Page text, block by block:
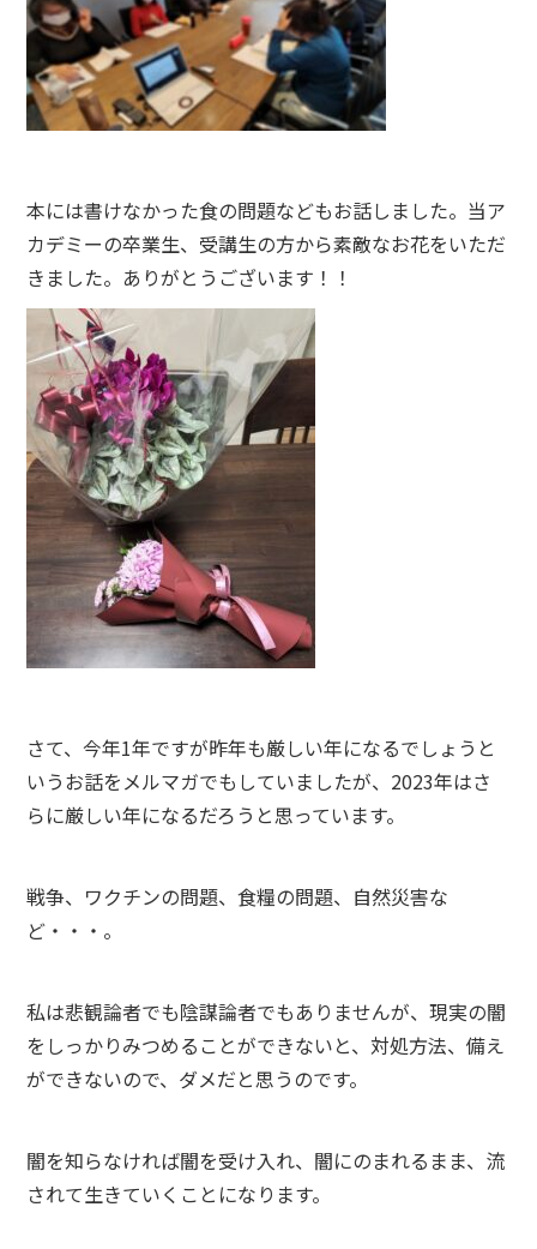
本には書けなかった食の問題などもお話しました。当ア
カデミーの卒業生、受講生の方から素敵なお花をいただ
きました。ありがとうございます！！
さて、今年1年ですが昨年も厳しい年になるでしょうと
いうお話をメルマガでもしていましたが、2023年はさ
らに厳しい年になるだろうと思っています。
戦争、ワクチンの問題、食糧の問題、自然災害な
ど・・・。
私は悲観論者でも陰謀論者でもありませんが、現実の闇
をしっかりみつめることができないと、対処方法、備え
ができないので、ダメだと思うのです。
闇を知らなければ闇を受け入れ、闇にのまれるまま、流
されて生きていくことになります。